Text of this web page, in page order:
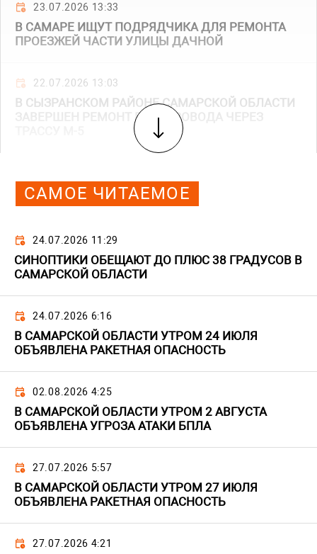
23.07.2026 13:33
В САМАРЕ ИЩУТ ПОДРЯДЧИКА ДЛЯ РЕМОНТА
ПРОЕЗЖЕЙ ЧАСТИ УЛИЦЫ ДАЧНОЙ
22.07.2026 13:03
В СЫЗРАНСКОМ РАЙОНЕ САМАРСКОЙ ОБЛАСТИ
ЗАВЕРШЕН РЕМОНТ ПУТЕПРОВОДА ЧЕРЕЗ
САМОЕ ЧИТАЕМОЕ
24.07.2026 11:29
СИНОПТИКИ ОБЕЩАЮТ ДО ПЛЮС 38 ГРАДУСОВ В
САМАРСКОЙ ОБЛАСТИ
24.07.2026 6:16
В САМАРСКОЙ ОБЛАСТИ УТРОМ 24 ИЮЛЯ
ОБЪЯВЛЕНА РАКЕТНАЯ ОПАСНОСТЬ
02.08.2026 4:25
В САМАРСКОЙ ОБЛАСТИ УТРОМ 2 АВГУСТА
ОБЪЯВЛЕНА УГРОЗА АТАКИ БПЛА
27.07.2026 5:57
В САМАРСКОЙ ОБЛАСТИ УТРОМ 27 ИЮЛЯ
ОБЪЯВЛЕНА РАКЕТНАЯ ОПАСНОСТЬ
27.07.2026 4:21